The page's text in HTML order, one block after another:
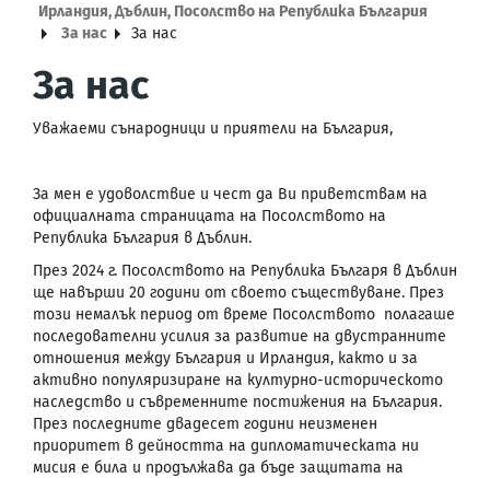
Ирландия, Дъблин, Посолство на Република България
За нас
За нас
За нас
Уважаеми сънародници и приятели на България,
За мен е удоволствие и чест да Ви приветствам на
официалната страницата на Посолството на
Република България в Дъблин.
През 2024 г. Посолството на Република Българя в Дъблин
ще навърши 20 години от своето съществуване. През
този немалък период от време Посолството полагаше
последователни усилия за развитие на двустранните
отношения между България и Ирландия, както и за
активно популяризиране на културно-историческото
наследство и съвременните постижения на България.
През последните двадесет години неизменен
приоритет в дейността на дипломатическата ни
мисия е била и продължава да бъде защитата на